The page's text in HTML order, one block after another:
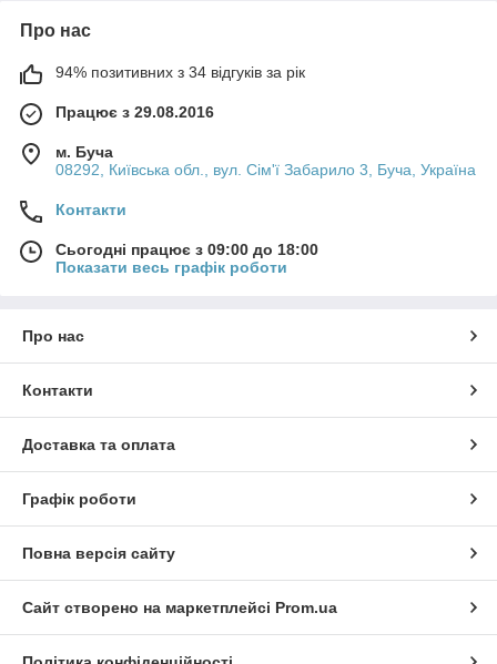
Про нас
94% позитивних з 34 відгуків за рік
Працює з 29.08.2016
м. Буча
08292, Київська обл., вул. Сім'ї Забарило 3, Буча, Україна
Контакти
Сьогодні працює з 09:00 до 18:00
Показати весь графік роботи
Про нас
Контакти
Доставка та оплата
Графік роботи
Повна версія сайту
Сайт створено на маркетплейсі Prom.ua